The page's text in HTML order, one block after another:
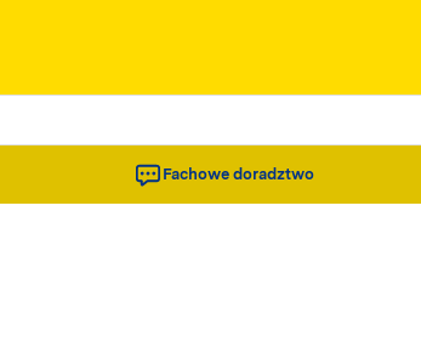
Fachowe doradztwo